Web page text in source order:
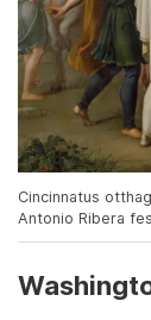
Cincinnatus
Antonio Ribera